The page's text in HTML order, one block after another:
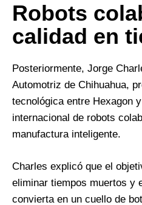
Robots
calidad en
Posteriormente, Jorge
Automotriz de Chihuahua,
tecnológica entre Hexagon
internacional de robots
manufactura inteligente.
Charles explicó que el
eliminar tiempos muertos y
convierta en un cuello de